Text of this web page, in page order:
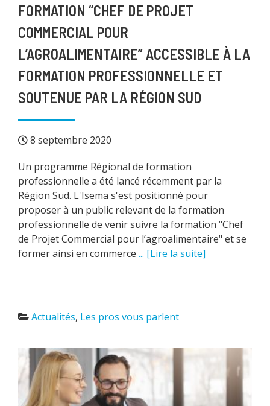
FORMATION “CHEF DE PROJET
COMMERCIAL POUR
L’AGROALIMENTAIRE” ACCESSIBLE À LA
FORMATION PROFESSIONNELLE ET
SOUTENUE PAR LA RÉGION SUD
8 septembre 2020
Un programme Régional de formation
professionnelle a été lancé récemment par la
Région Sud. L'Isema s'est positionné pour
proposer à un public relevant de la formation
professionnelle de venir suivre la formation "Chef
de Projet Commercial pour l’agroalimentaire" et se
former ainsi en commerce ... [Lire la suite]
Actualités, Les pros vous parlent